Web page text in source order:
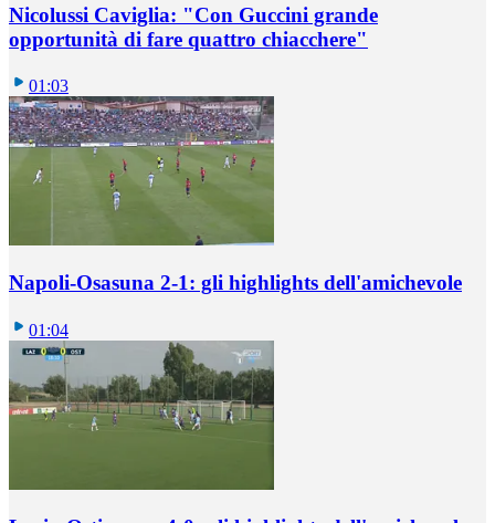
Nicolussi Caviglia: "Con Guccini grande
opportunità di fare quattro chiacchere"
01:03
Napoli-Osasuna 2-1: gli highlights dell'amichevole
01:04